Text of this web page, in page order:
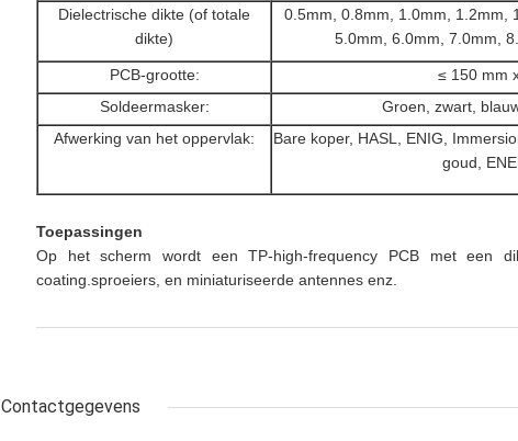
Dielectrische dikte (of totale
dikte)
0.5mm, 0.8mm, 1.0mm, 1.2mm,
5.0mm, 6.0mm, 7.0mm,
PCB-grootte:
≤ 150 mm
Soldeermasker:
Groen, zwart,
Afwerking van het oppervlak:
Bare koper, HASL, ENIG,
goud,
Toepassingen
Op het scherm wordt een TP-high-frequency PCB met een
coating.sproeiers, en miniaturiseerde antennes enz.
Contactgegevens